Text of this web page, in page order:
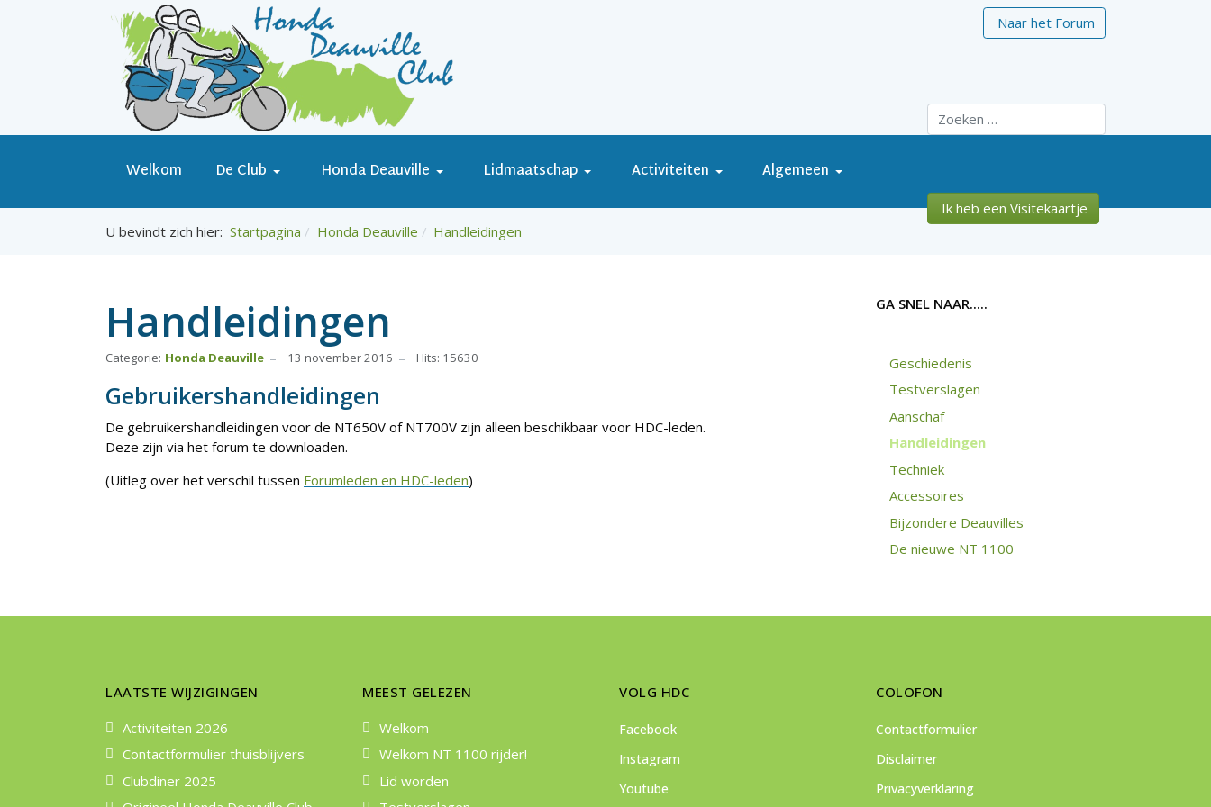
Naar het Forum
Zoeken
Welkom De Club Honda Deauville Lidmaatschap Activiteiten Algemeen
Ik heb een Visitekaartje
U bevindt zich hier: Startpagina Honda Deauville Handleidingen
Handleidingen
Categorie: Honda Deauville 13 november 2016 Hits: 15630
Gebruikershandleidingen
De gebruikershandleidingen voor de NT650V of NT700V zijn alleen beschikbaar voor HDC-leden.
Deze zijn via het forum te downloaden.
(Uitleg over het verschil tussen Forumleden en HDC-leden)
GA SNEL NAAR.....
Geschiedenis
Testverslagen
Aanschaf
Handleidingen
Techniek
Accessoires
Bijzondere Deauvilles
De nieuwe NT 1100
LAATSTE WIJZIGINGEN
Activiteiten 2026
Contactformulier thuisblijvers
Clubdiner 2025
MEEST GELEZEN
Welkom
Welkom NT 1100 rijder!
Lid worden
VOLG HDC
Facebook
Instagram
Youtube
COLOFON
Contactformulier
Disclaimer
Privacyverklaring